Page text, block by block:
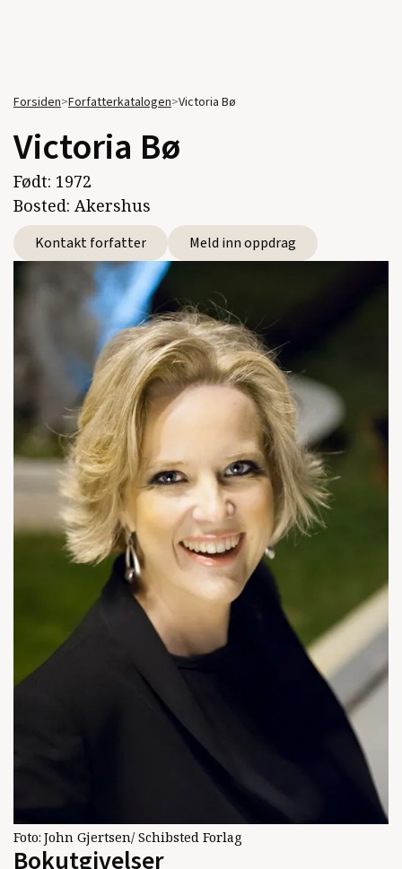
Forsiden>Forfatterkatalogen>Victoria Bø
Victoria Bø
Født: 1972
Bosted: Akershus
Kontakt forfatter Meld inn oppdrag
Foto: John Gjertsen/ Schibsted Forlag
Bokutgivelser